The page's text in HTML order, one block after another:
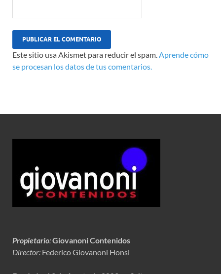
Este sitio usa Akismet para reducir el spam.Aprende cómo
se procesan los datos de tus comentarios.
Propietario:Giovanoni Contenidos
Director: Federico Giovanoni Honsi